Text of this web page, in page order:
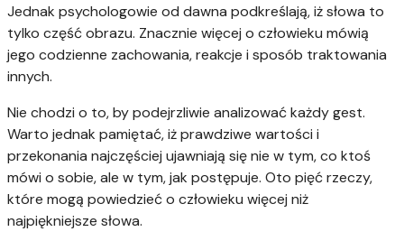
Jednak psychologowie od dawna podkreślają, iż słowa to
tylko część obrazu. Znacznie więcej o człowieku mówią
jego codzienne zachowania, reakcje i sposób traktowania
innych.
Nie chodzi o to, by podejrzliwie analizować każdy gest.
Warto jednak pamiętać, iż prawdziwe wartości i
przekonania najczęściej ujawniają się nie w tym, co ktoś
mówi o sobie, ale w tym, jak postępuje. Oto pięć rzeczy,
które mogą powiedzieć o człowieku więcej niż
najpiękniejsze słowa.